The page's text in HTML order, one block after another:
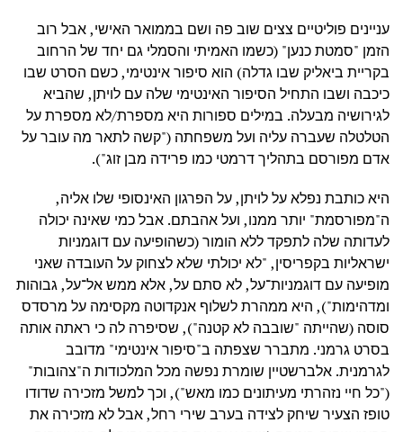
עניינים פוליטיים צצים שוב פה ושם בממואר האישי, אבל רוב
הזמן "סמטת כנען" (כשמו האמיתי והסמלי גם יחד של הרחוב
בקריית ביאליק שבו גדלה) הוא סיפור אינטימי, כשם הסרט שבו
כיכבה ושבו התחיל הסיפור האינטימי שלה עם לויתן, שהביא
לגירושיה מבעלה. במילים ספורות היא מספרת/לא מספרת על
הטלטלה שעברה עליה ועל משפחתה ("קשה לתאר מה עובר על
אדם מפורסם בתהליך דרמטי כמו פרידה מבן זוג").
היא כותבת נפלא על לויתן, על הפרגון האינסופי שלו אליה,
ה"מפורסמת" יותר ממנו, ועל אהבתם. אבל כמי שאינה יכולה
לעדותה שלה לתפקד ללא הומור (כשהופיעה עם דוגמניות
ישראליות בקפריסין, "לא יכולתי שלא לצחוק על העובדה שאני
מופיעה עם דוגמניות־על, לא סתם על, אלא ממש אל־על, גבוהות
ומדהימות"), היא ממהרת לשלוף אנקדוטה מקסימה על מרסדס
סוסה (שהייתה "שובבה לא קטנה"), שסיפרה לה כי ראתה אותה
בסרט גרמני. מתברר שצפתה ב"סיפור אינטימי" מדובב
לגרמנית. אלברשטיין שומרת נפשה מכל המלכודות ה"צהובות"
("כל חיי נזהרתי מעיתונים כמו מאש"), וכך למשל מזכירה שדודו
טופז הצעיר שיחק לצידה בערב שירי רחל, אבל לא מזכירה את